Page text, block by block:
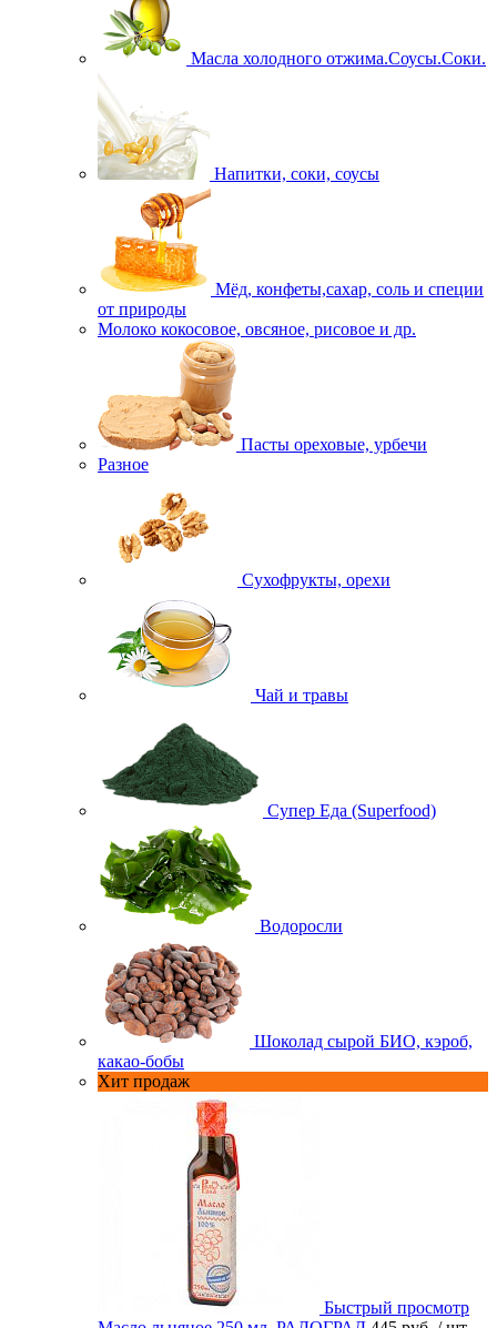
Масла холодного отжима.Соусы.Соки.
Напитки, соки, соусы
Мёд, конфеты,сахар, соль и специи
от природы
Молоко кокосовое, овсяное, рисовое и др.
Пасты ореховые, урбечи
Разное
Сухофрукты, орехи
Чай и травы
Супер Еда (Superfood)
Водоросли
Шоколад сырой БИО, кэроб,
какао-бобы
Хит продаж
Быстрый просмотр